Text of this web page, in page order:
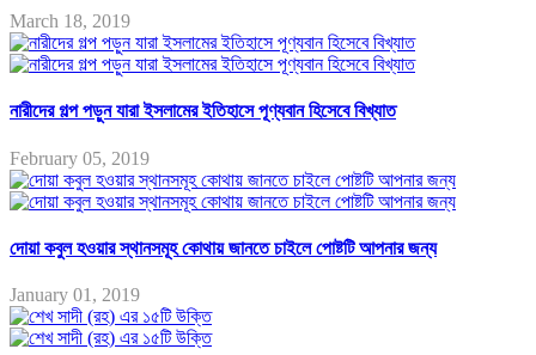
March 18, 2019
নারীদের গল্প পড়ুন যারা ইসলামের ইতিহাসে পূণ্যবান হিসেবে বিখ্যাত
February 05, 2019
দোয়া কবুল হওয়ার স্থানসমূহ কোথায় জানতে চাইলে পোষ্টটি আপনার জন্য
January 01, 2019